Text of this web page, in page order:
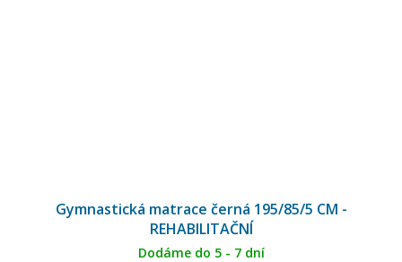
Gymnastická matrace černá 195/85/5 CM -
REHABILITAČNÍ
Dodáme do 5 - 7 dní